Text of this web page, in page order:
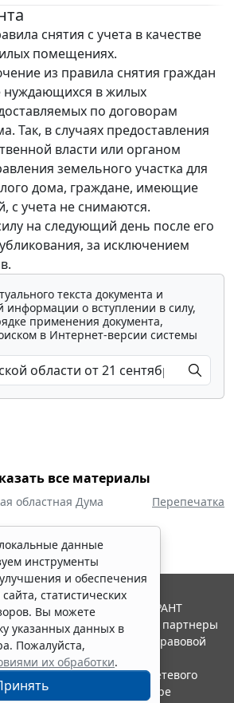
снятия с учета в качестве
помещениях.
из правила снятия граждан
нуждающихся в жилых
по договорам
Так, в случаях предоставления
власти или органом
земельного участка для
дома, граждане, имеющие
с учета не снимаются.
на следующий день после его
за исключением
текста документа и
информации о вступлении в силу,
применения документа,
в Интернет-версии системы
все материалы
областная Дума Перепечатка
данные
инструменты
и обеспечения
статистических
Вы можете
указанных данных в
Пожалуйста,
их обработки.
2026. Система ГАРАНТ
Компания "Гарант" и ее партнеры
Российской ассоциации правовой
в качестве сетевого
службой по надзору в сфере